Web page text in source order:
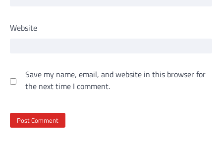
Website
Save my name, email, and website in this browser for
the next time I comment.